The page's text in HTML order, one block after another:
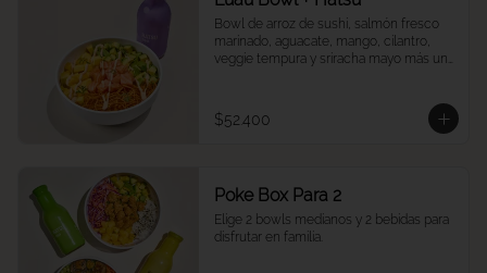
Bowl de arroz de sushi, salmón fresco
marinado, aguacate, mango, cilantro,
veggie tempura y sriracha mayo más un
$52.400
Poke Box Para 2
Elige 2 bowls medianos y 2 bebidas para
disfrutar en familia.